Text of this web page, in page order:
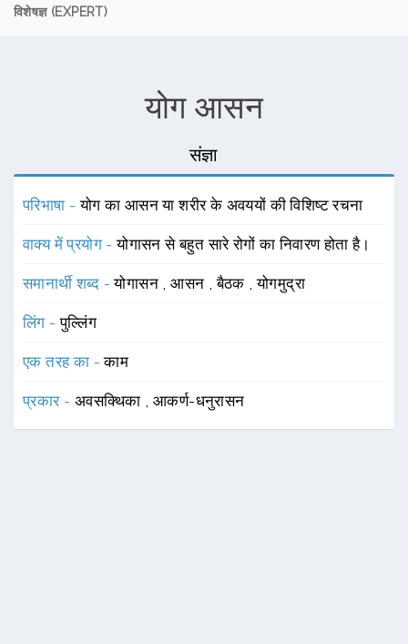
विशेषज्ञ (EXPERT)
योग आसन
संज्ञा
परिभाषा -योग का आसन या शरीर के अवययों की विशिष्ट रचना
वाक्य में प्रयोग -योगासन से बहुत सारे रोगों का निवारण होता है।
समानार्थी शब्द -योगासन ,आसन ,बैठक ,योगमुद्रा
लिंग -पुल्लिंग
एक तरह का -काम
प्रकार - अवसक्थिका ,आकर्ण-धनुरासन